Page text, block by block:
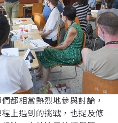
都相當熱烈地參與討論，
上遇到的挑戰，也提及修